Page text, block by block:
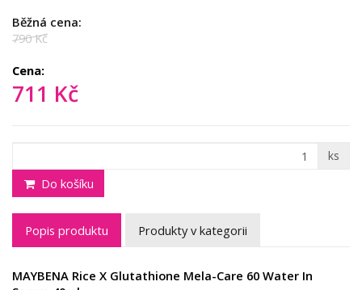
Běžná cena:
790 Kč
Cena:
711 Kč
ks
Do košíku
Popis produktu Produkty v kategorii
MAYBENA Rice X Glutathione Mela-Care 60 Water In